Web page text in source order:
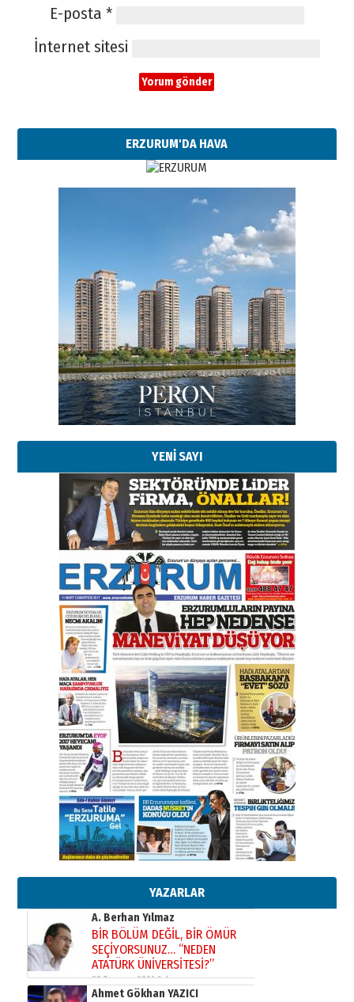
E-posta *
İnternet sitesi
ERZURUM'DA HAVA
YENİ SAYI
YAZARLAR
Esat BİNDESEN
Başkan Sekmen’den Erzurum’a
bir vizyon proje daha!
02 Ağustos 2026 Pazar
Kadir SABUNCUOĞLU
Erzurumspor’un köşe taşları
29 Haziran 2026 Pazartesi
Kenan GÜLERCİ
Murat Şahsuvaroğlu ERKON’da
çıtayı yukarı taşırken,
yönetimdekiler aşağı
çekmemeli!
17 Şubat 2026 SalıOrhan BOZKURT
Bir fotoğraf, bir şehir, bir
gazeteci… Dizginler kimin
A. Berhan Yılmaz
BİR BÖLÜM DEĞİL, BİR ÖMÜR
SEÇİYORSUNUZ… “NEDEN
ATATÜRK ÜNİVERSİTESİ?”
28 Temmuz 2026 Salı
Ahmet Gökhan YAZICI